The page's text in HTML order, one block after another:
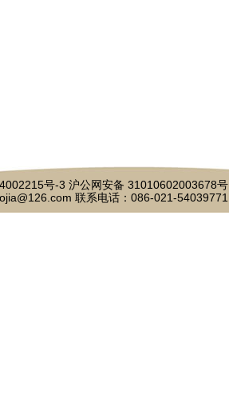
号-3 沪公网安备 31010602003678号
联系电话：086-021-54039771